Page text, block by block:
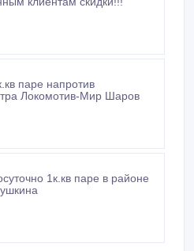
паре напротив
Локомотив-Мир Шаров
1к.кв паре в районе